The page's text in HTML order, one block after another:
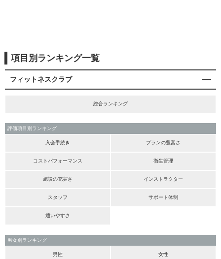
項目別ランキング一覧
フィットネスクラブ
総合ランキング
評価項目別ランキング
入会手続き プランの豊富さ
コストパフォーマンス 衛生管理
施設の充実さ インストラクター
スタッフ サポート体制
通いやすさ
男女別ランキング
男性 女性